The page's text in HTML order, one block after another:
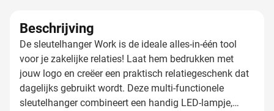
Beschrijving
De sleutelhanger Work is de ideale alles-in-één tool
voor je zakelijke relaties! Laat hem bedrukken met
jouw logo en creëer een praktisch relatiegeschenk dat
dagelijks gebruikt wordt. Deze multi-functionele
sleutelhanger combineert een handig LED-lampje,